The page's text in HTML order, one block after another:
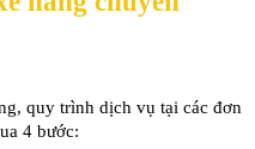
quy trình dịch vụ tại các đơn
4 bước: